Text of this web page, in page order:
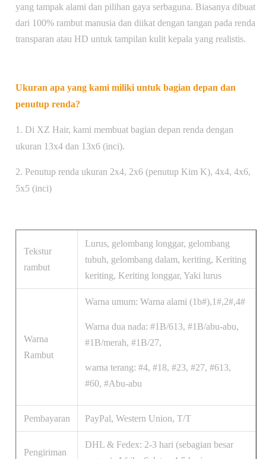
yang tampak alami dan pilihan gaya serbaguna. Biasanya dibuat
dari 100% rambut manusia dan diikat dengan tangan pada renda
transparan atau HD untuk tampilan kulit kepala yang realistis.
Ukuran apa yang kami miliki untuk bagian depan dan
penutup renda?
1. Di XZ Hair, kami membuat bagian depan renda dengan
ukuran 13x4 dan 13x6 (inci).
2. Penutup renda ukuran 2x4, 2x6 (penutup Kim K), 4x4, 4x6,
5x5 (inci)
Tekstur
rambut
Lurus, gelombang longgar, gelombang
tubuh, gelombang dalam, keriting, Keriting
keriting, Keriting longgar, Yaki lurus
Warna
Rambut
Warna umum: Warna alami (1b#),1#,2#,4#
Warna dua nada: #1B/613, #1B/abu-abu,
#1B/merah, #1B/27,
warna terang: #4, #18, #23, #27, #613,
#60, #Abu-abu
Pembayaran PayPal, Western Union, T/T
Pengiriman
DHL & Fedex: 2-3 hari (sebagian besar